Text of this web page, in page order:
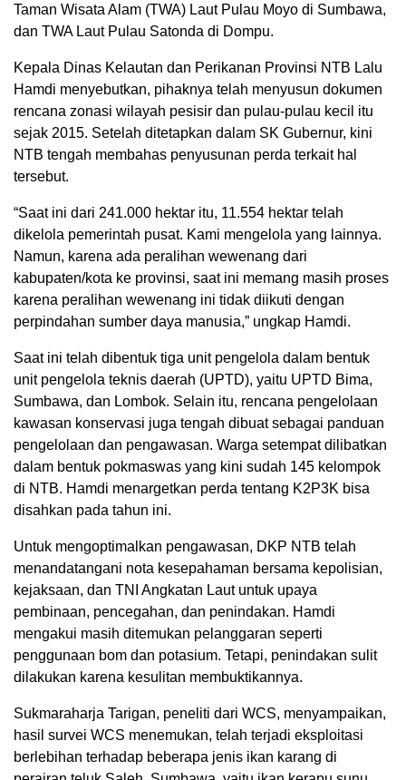
Taman Wisata Alam (TWA) Laut Pulau Moyo di Sumbawa,
dan TWA Laut Pulau Satonda di Dompu.
Kepala Dinas Kelautan dan Perikanan Provinsi NTB Lalu
Hamdi menyebutkan, pihaknya telah menyusun dokumen
rencana zonasi wilayah pesisir dan pulau-pulau kecil itu
sejak 2015. Setelah ditetapkan dalam SK Gubernur, kini
NTB tengah membahas penyusunan perda terkait hal
tersebut.
“Saat ini dari 241.000 hektar itu, 11.554 hektar telah
dikelola pemerintah pusat. Kami mengelola yang lainnya.
Namun, karena ada peralihan wewenang dari
kabupaten/kota ke provinsi, saat ini memang masih proses
karena peralihan wewenang ini tidak diikuti dengan
perpindahan sumber daya manusia,” ungkap Hamdi.
Saat ini telah dibentuk tiga unit pengelola dalam bentuk
unit pengelola teknis daerah (UPTD), yaitu UPTD Bima,
Sumbawa, dan Lombok. Selain itu, rencana pengelolaan
kawasan konservasi juga tengah dibuat sebagai panduan
pengelolaan dan pengawasan. Warga setempat dilibatkan
dalam bentuk pokmaswas yang kini sudah 145 kelompok
di NTB. Hamdi menargetkan perda tentang K2P3K bisa
disahkan pada tahun ini.
Untuk mengoptimalkan pengawasan, DKP NTB telah
menandatangani nota kesepahaman bersama kepolisian,
kejaksaan, dan TNI Angkatan Laut untuk upaya
pembinaan, pencegahan, dan penindakan. Hamdi
mengakui masih ditemukan pelanggaran seperti
penggunaan bom dan potasium. Tetapi, penindakan sulit
dilakukan karena kesulitan membuktikannya.
Sukmaraharja Tarigan, peneliti dari WCS, menyampaikan,
hasil survei WCS menemukan, telah terjadi eksploitasi
berlebihan terhadap beberapa jenis ikan karang di